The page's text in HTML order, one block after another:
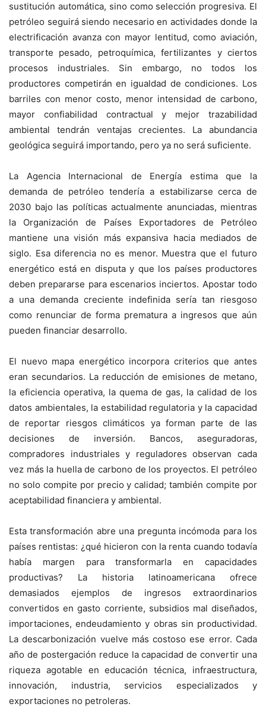
sustitución automática, sino como selección progresiva. El
petróleo seguirá siendo necesario en actividades donde la
electrificación avanza con mayor lentitud, como aviación,
transporte pesado, petroquímica, fertilizantes y ciertos
procesos industriales. Sin embargo, no todos los
productores competirán en igualdad de condiciones. Los
barriles con menor costo, menor intensidad de carbono,
mayor confiabilidad contractual y mejor trazabilidad
ambiental tendrán ventajas crecientes. La abundancia
geológica seguirá importando, pero ya no será suficiente.
La Agencia Internacional de Energía estima que la
demanda de petróleo tendería a estabilizarse cerca de
2030 bajo las políticas actualmente anunciadas, mientras
la Organización de Países Exportadores de Petróleo
mantiene una visión más expansiva hacia mediados de
siglo. Esa diferencia no es menor. Muestra que el futuro
energético está en disputa y que los países productores
deben prepararse para escenarios inciertos. Apostar todo
a una demanda creciente indefinida sería tan riesgoso
como renunciar de forma prematura a ingresos que aún
pueden financiar desarrollo.
El nuevo mapa energético incorpora criterios que antes
eran secundarios. La reducción de emisiones de metano,
la eficiencia operativa, la quema de gas, la calidad de los
datos ambientales, la estabilidad regulatoria y la capacidad
de reportar riesgos climáticos ya forman parte de las
decisiones de inversión. Bancos, aseguradoras,
compradores industriales y reguladores observan cada
vez más la huella de carbono de los proyectos. El petróleo
no solo compite por precio y calidad; también compite por
aceptabilidad financiera y ambiental.
Esta transformación abre una pregunta incómoda para los
países rentistas: ¿qué hicieron con la renta cuando todavía
había margen para transformarla en capacidades
productivas? La historia latinoamericana ofrece
demasiados ejemplos de ingresos extraordinarios
convertidos en gasto corriente, subsidios mal diseñados,
importaciones, endeudamiento y obras sin productividad.
La descarbonización vuelve más costoso ese error. Cada
año de postergación reduce la capacidad de convertir una
riqueza agotable en educación técnica, infraestructura,
innovación, industria, servicios especializados y
exportaciones no petroleras.